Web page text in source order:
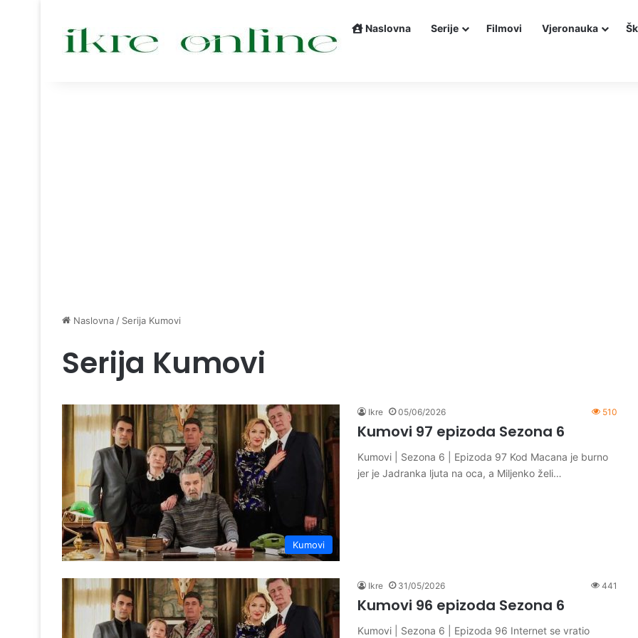
Naslovna Serije Filmovi Vjeronauka
Naslovna / Serija Kumovi
Serija Kumovi
Kumovi
Ikre 05/06/2026 510
Kumovi 97 epizoda Sezona 6
Kumovi | Sezona 6 | Epizoda 97 Kod Macana je burno
jer je Jadranka ljuta na oca, a Miljenko želi…
Ikre 31/05/2026 441
Kumovi 96 epizoda Sezona 6
Kumovi | Sezona 6 | Epizoda 96 Internet se vratio